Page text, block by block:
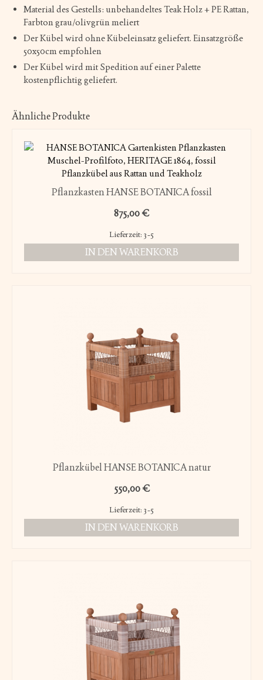
Material des Gestells: unbehandeltes Teak Holz + PE Rattan,
Farbton grau/olivgrün meliert
Der Kübel wird ohne Kübeleinsatz geliefert. Einsatzgröße
50x50cm empfohlen
Der Kübel wird mit Spedition auf einer Palette
kostenpflichtig geliefert.
Ähnliche Produkte
Pflanzkasten HANSE BOTANICA fossil
875,00€
Lieferzeit: 3-5
IN DEN WARENKORB
Pflanzkübel HANSE BOTANICA natur
550,00€
Lieferzeit: 3-5
IN DEN WARENKORB